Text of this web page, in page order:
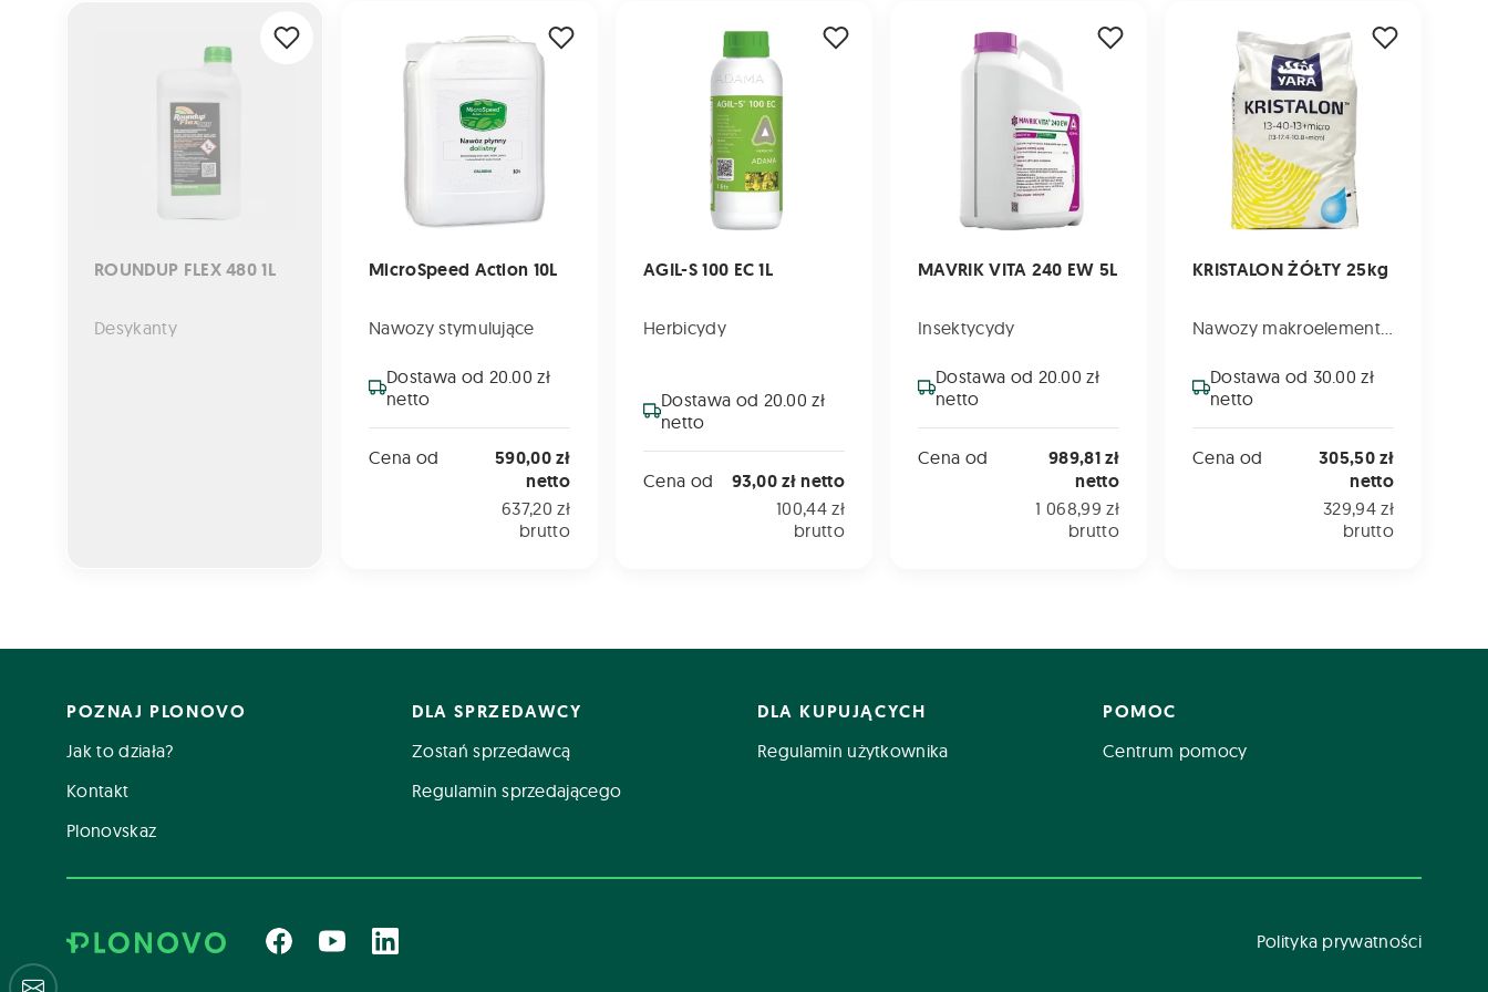
ROUNDUP FLEX 480 1L
Desykanty
MicroSpeed Action 10L
Nawozy stymulujące
Dostawa od 20.00 zł
netto
Cena od
590,00 zł
netto
637,20 zł
brutto
AGIL-S 100 EC 1L
Herbicydy
Dostawa od 20.00 zł
netto
Cena od 93,00 zł netto
100,44 zł
brutto
MAVRIK VITA 240 EW 5L
Insektycydy
Dostawa od 20.00 zł
netto
Cena od
989,81 zł
netto
1 068,99 zł
brutto
KRISTALON ŻÓŁTY 25kg
Dostawa od 30.00 zł
netto
Cena od
305,50 zł
netto
329,94 zł
brutto
POZNAJ PLONOVO
Jak to działa?
Kontakt
Plonovskaz
DLA SPRZEDAWCY
Zostań sprzedawcą
Regulamin sprzedającego
DLA KUPUJĄCYCH
Regulamin użytkownika
POMOC
Centrum pomocy
Polityka prywatności